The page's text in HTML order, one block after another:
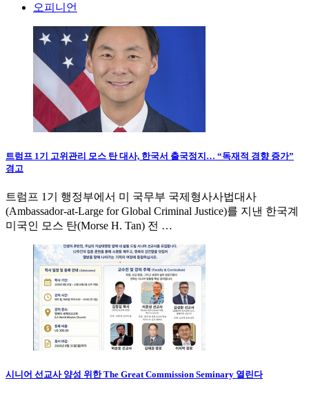
오피니언
트럼프 1기 고위관리 모스 탄 대사, 한국서 출국정지… “독재적 경향 증가”
경고
트럼프 1기 행정부에서 미 국무부 국제형사사법대사
(Ambassador-at-Large for Global Criminal Justice)를 지낸 한국계
미국인 모스 탄(Morse H. Tan) 전 …
시니어 선교사 양성 위한 The Great Commission Seminary 열린다